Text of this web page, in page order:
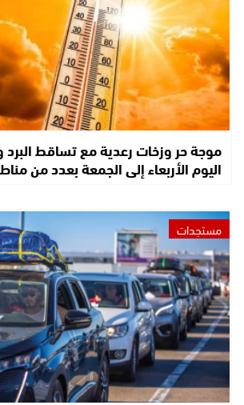
موجة حر وزخات رعدية مع تساقط
اليوم الأربعاء إلى الجمعة بعدد من
مستجدات